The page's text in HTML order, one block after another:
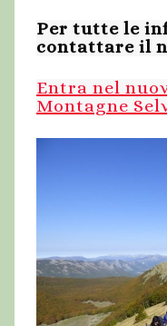
Per tutte le
contattare il
Entra nel
Montagne